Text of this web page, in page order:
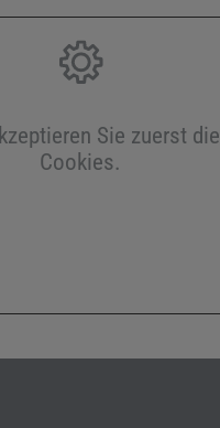
Sie zuerst die
Cookies.